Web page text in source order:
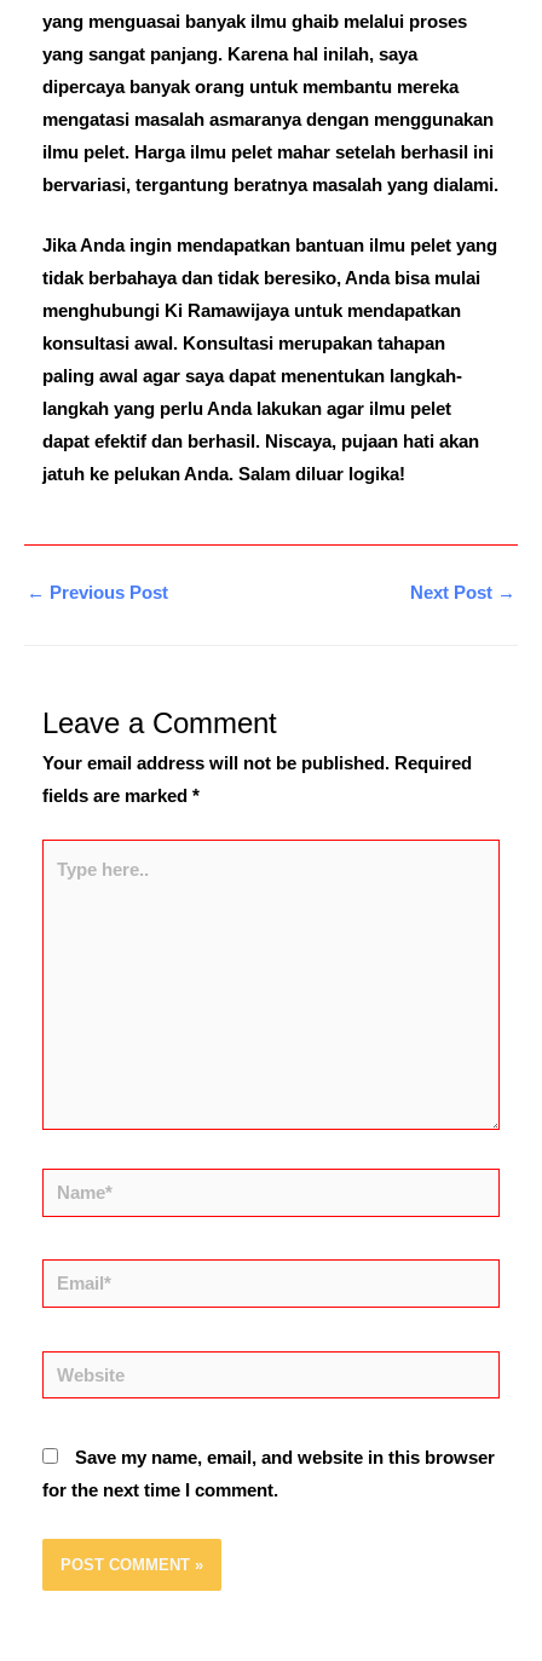
yang menguasai banyak ilmu ghaib melalui proses
yang sangat panjang. Karena hal inilah, saya
dipercaya banyak orang untuk membantu mereka
mengatasi masalah asmaranya dengan menggunakan
ilmu pelet. Harga ilmu pelet mahar setelah berhasil ini
bervariasi, tergantung beratnya masalah yang dialami.
Jika Anda ingin mendapatkan bantuan ilmu pelet yang
tidak berbahaya dan tidak beresiko, Anda bisa mulai
menghubungi Ki Ramawijaya untuk mendapatkan
konsultasi awal. Konsultasi merupakan tahapan
paling awal agar saya dapat menentukan langkah-
langkah yang perlu Anda lakukan agar ilmu pelet
dapat efektif dan berhasil. Niscaya, pujaan hati akan
jatuh ke pelukan Anda. Salam diluar logika!
← Previous Post Next Post →
Leave a Comment
Your email address will not be published. Required
fields are marked *
Name*
Email*
Website
Save my name, email, and website in this browser
for the next time I comment.